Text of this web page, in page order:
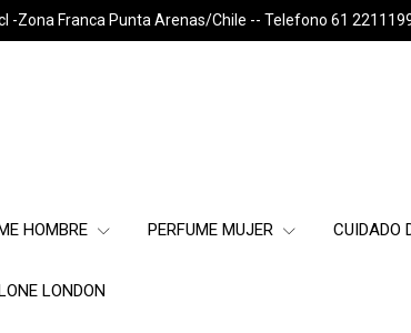
-Zona Franca Punta Arenas/Chile -- Telefono 61
HOMBRE PERFUME MUJER CUIDADO
LONDON